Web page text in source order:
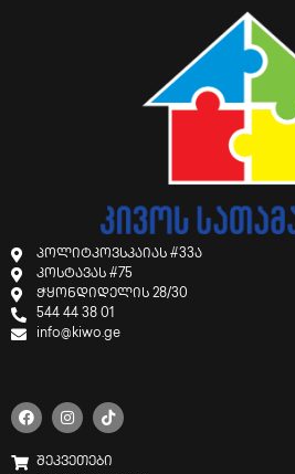
პოლიტკოვსკაიას #33ა
კოსტავას #75
ჭყონდიდელის 28/30
544 44 38 01
info@kiwo.ge
შეკვეთები